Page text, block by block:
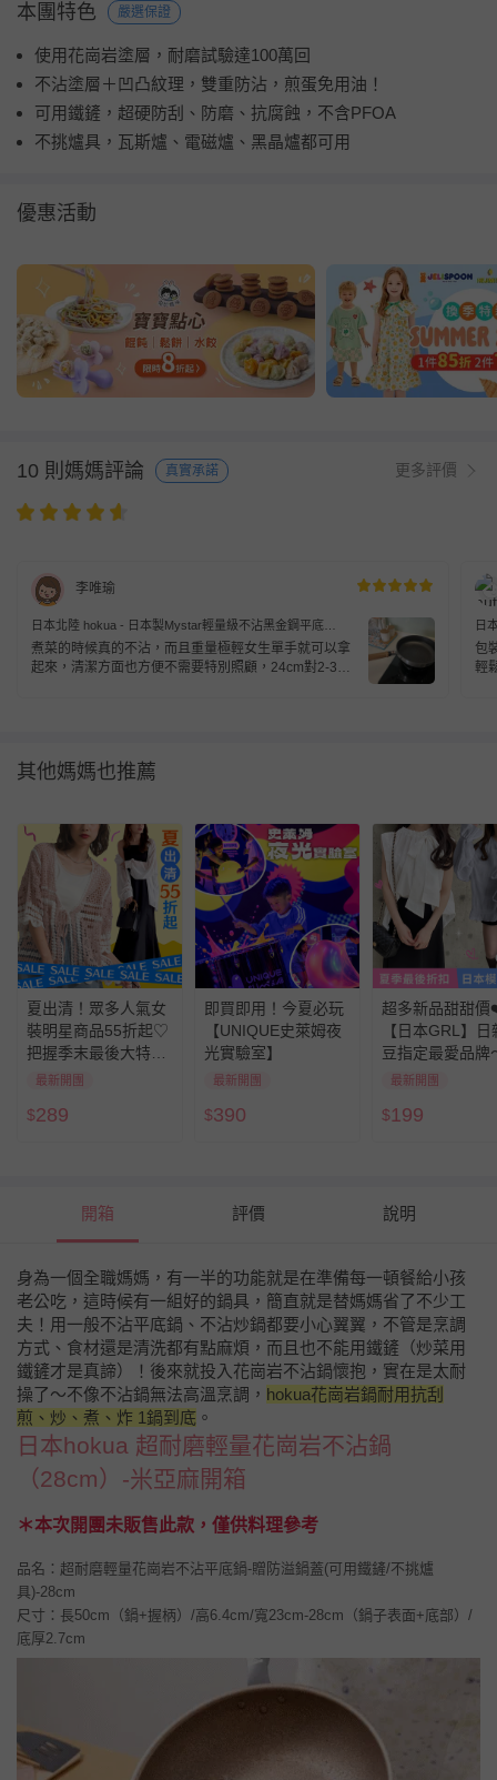
本團特色 嚴選保證
使用花崗岩塗層，耐磨試驗達100萬回
不沾塗層＋凹凸紋理，雙重防沾，煎蛋免用油！
可用鐵鏟，超硬防刮、防磨、抗腐蝕，不含PFOA
不挑爐具，瓦斯爐、電磁爐、黑晶爐都可用
優惠活動
10 則媽媽評論 真實承諾 更多評價
李唯瑜
日本北陸 hokua - 日本製Mystar輕量級不沾黑金鋼平底
鍋-24cm(可使用金屬鏟)
煮菜的時候真的不沾，而且重量極輕女生單手就可以拿
起來，清潔方面也方便不需要特別照顧，24cm對2-3的
日
鍋-
包
輕
其他媽媽也推薦
夏出清！眾多人氣女
裝明星商品55折起♡
把握季末最後大特價
～最新開團
$289
即買即用！今夏必玩
【UNIQUE史萊姆夜
光實驗室】
最新開團
$390
超多新品甜甜
【日本GRL】日
豆指定最愛品牌
季大特價！
最新開團
$199
開箱 評價 說明
身為一個全職媽媽，有一半的功能就是在準備每一頓餐給小孩
老公吃，這時候有一組好的鍋具，簡直就是替媽媽省了不少工
夫！ 用一般不沾平底鍋、不沾炒鍋都要小心翼翼，不管是烹調
方式、食材還是清洗都有點麻煩，而且也不能用鐵鏟（炒菜用
鐵鏟才是真諦）！後來就投入花崗岩不沾鍋懷抱，實在是太耐
操了～不像不沾鍋無法高溫烹調， hokua花崗岩鍋耐用抗刮
煎、炒、煮、炸 1鍋到底 。
日本hokua 超耐磨輕量花崗岩不沾鍋
（28cm）-米亞麻開箱
＊本次開團未販售此款，僅供料理參考
品名：超耐磨輕量花崗岩不沾平底鍋-贈防溢鍋蓋(可用鐵鏟/不挑爐
具)-28cm
尺寸：長50cm（鍋+握柄）/高6.4cm/寬23cm-28cm（鍋子表面+底部）/
底厚2.7cm